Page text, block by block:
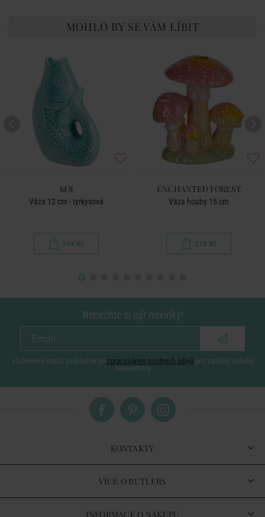
MOHLO BY SE VÁM LÍBIT
KOI
Váza 12 cm - tyrkysová
149 Kč
ENCHANTED FOREST
Váza houby 15 cm
379 Kč
Nenechte si ujít novinky!
vložením e-mailu souhlasíte se zpracováním osobních údajů pro zasílání našeho
newsletteru
KONTAKTY
VÍCE O BUTLERS
INFORMACE O NÁKUPU